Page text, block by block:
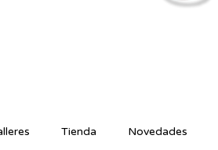
Tienda Novedades